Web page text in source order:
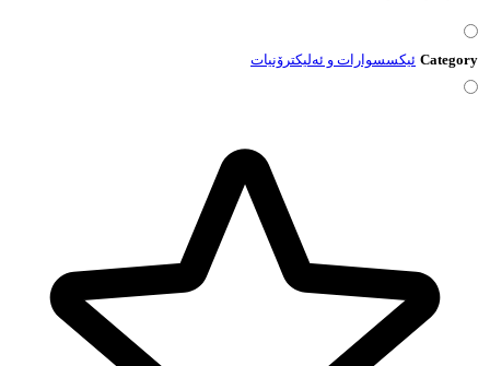
Category ئیکسسوارات و ئەلیکترۆنیات